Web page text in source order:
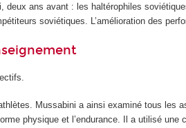
deux ans avant : les haltérophiles
soviétiques. L’amélioration des
Mussabini a ainsi examiné tous
physique et l’endurance. Il a utilisé